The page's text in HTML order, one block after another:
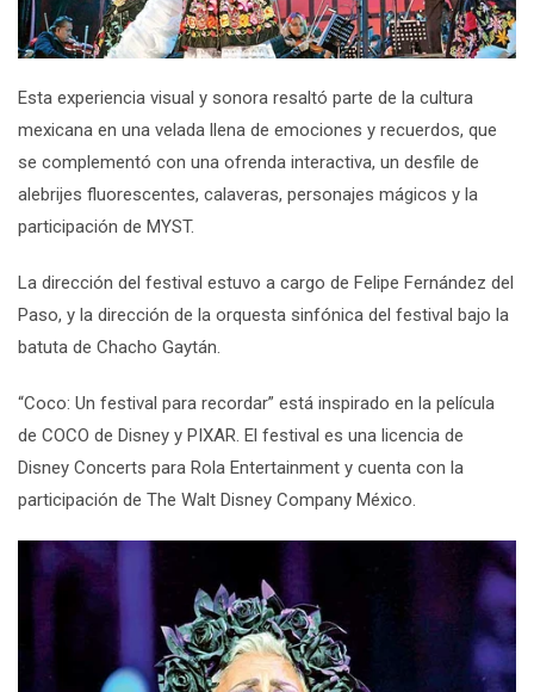
Esta experiencia visual y sonora resaltó parte de la cultura
mexicana en una velada llena de emociones y recuerdos, que
se complementó con una ofrenda interactiva, un desfile de
alebrijes fluorescentes, calaveras, personajes mágicos y la
participación de MYST.
La dirección del festival estuvo a cargo de Felipe Fernández del
Paso, y la dirección de la orquesta sinfónica del festival bajo la
batuta de Chacho Gaytán.
“Coco: Un festival para recordar” está inspirado en la película
de COCO de Disney y PIXAR. El festival es una licencia de
Disney Concerts para Rola Entertainment y cuenta con la
participación de The Walt Disney Company México.